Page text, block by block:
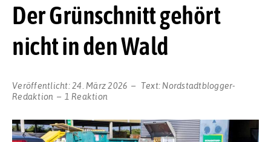
Der Grünschnitt gehört
nicht in den Wald
Veröffentlicht:24. März 2026 Text: Nordstadtblogger-
Redaktion
1 Reaktion